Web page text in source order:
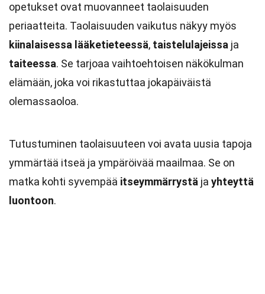
opetukset ovat muovanneet taolaisuuden
periaatteita. Taolaisuuden vaikutus näkyy myös
kiinalaisessa lääketieteessä, taistelulajeissa ja
taiteessa. Se tarjoaa vaihtoehtoisen näkökulman
elämään, joka voi rikastuttaa jokapäiväistä
olemassaoloa.
Tutustuminen taolaisuuteen voi avata uusia tapoja
ymmärtää itseä ja ympäröivää maailmaa. Se on
matka kohti syvempää itseymmärrystä ja yhteyttä
luontoon.